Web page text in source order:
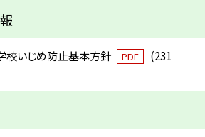
校いじめ防止基本方針 PDF
(231